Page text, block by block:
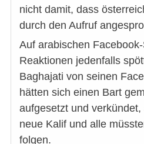
nicht damit, dass
durch den Aufruf
Auf arabischen
Reaktionen jedenfalls
Baghajati von seinen
hätten sich einen Bart
aufgesetzt und
neue Kalif und alle
folgen.